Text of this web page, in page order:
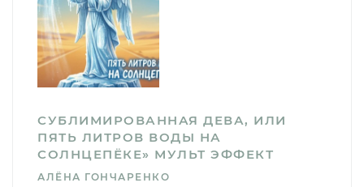
СУБЛИМИРОВАННАЯ ДЕВА, ИЛИ
ПЯТЬ ЛИТРОВ ВОДЫ НА
СОЛНЦЕПЁКЕ» МУЛЬТ ЭФФЕКТ
АЛЁНА ГОНЧАРЕНКО